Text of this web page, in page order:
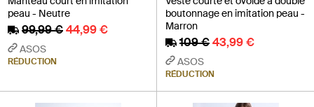
peau - Neutre
99,99 €44,99 €
ASOS
RÉDUCTION
boutonnage en imitation peau -
Marron
109 €43,99 €
ASOS
RÉDUCTION